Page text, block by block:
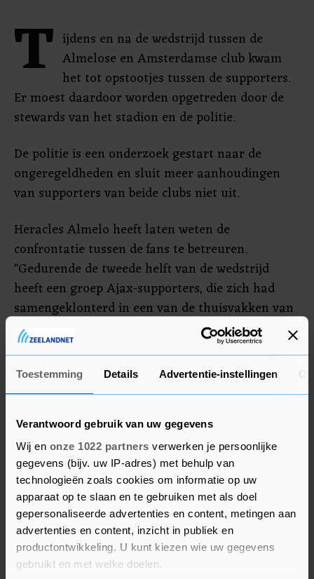
Toestemming Details Advertentie-instellingen
Verantwoord gebruik van uw gegevens
Wij en onze 1022 partners verwerken je persoonlijke
gegevens (bijv. uw IP-adres) met behulp van
technologieën zoals cookies om informatie op uw
apparaat op te slaan en te gebruiken met als doel
gepersonaliseerde advertenties en content, metingen aan
advertenties en content, inzicht in publiek en
productontwikkeling. U kunt kiezen wie uw gegevens
gebruikt en met welke doelen.
T ijdens en na de wedstrijd tussen de
Almelose en Amsterdamse club kwam
het tot opstootjes tussen de supporters.
Er moest daardoor worden opgetreden door de
stewards van het stadion en de politie.
De politie is een onderzoek gestart naar de
ongeregeldheden en sluit meer aanhoudingen
van supporters van beide clubs niet uit.
Heracles Almelo heeft laten weten de
confrontatie tussen de fans te betreuren.
"Gedurende de tweede helft van de wedstrijd
heeft een groep Ajax-supporters, die zich had
samengeklonterd in een van de thuisvakken van
het stadion, provocerend gedrag getoond richting
de aanhang van Heracles Almelo. Een klein deel
daarvan heeft op die provocatie gereageerd. Het
heeft geleid tot een confrontatie op de omloop",